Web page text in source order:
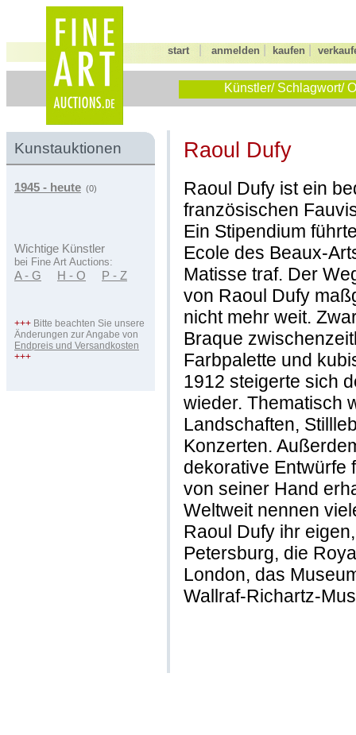
start anmelden kaufen
Künstler/ Schlagwort/
Kunstauktionen
1945 - heute (0)
Wichtige Künstler
bei Fine Art Auctions:
A - G H - O P - Z
+++ Bitte beachten Sie unsere
Änderungen zur Angabe von
Endpreis und Versandkosten
+++
Raoul Dufy
Raoul Dufy ist ein
französischen
Ein Stipendium
Ecole des Beaux-
Matisse traf. Der
von Raoul Dufy
nicht mehr weit.
Braque
Farbpalette und
1912 steigerte sich
wieder. Thematisch
Landschaften,
Konzerten.
dekorative Entwürfe
von seiner Hand
Weltweit nennen
Raoul Dufy ihr
Petersburg, die
London, das
Wallraf-Richartz-